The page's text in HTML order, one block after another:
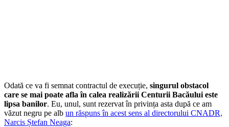
Odată ce va fi semnat contractul de execuție, singurul obstacol
care se mai poate afla în calea realizării Centurii Bacăului este
lipsa banilor. Eu, unul, sunt rezervat în privința asta după ce am
văzut negru pe alb un răspuns în acest sens al directorului CNADR,
Narcis Ștefan Neaga: